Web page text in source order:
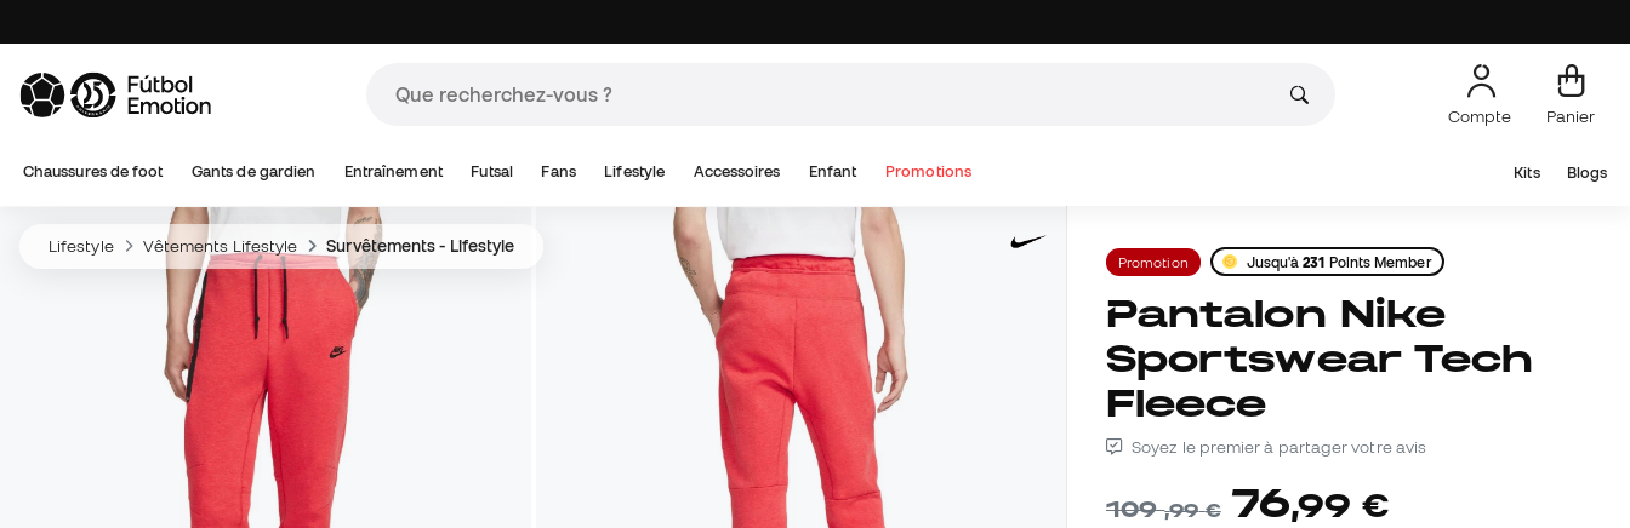
Compte Panier
Chaussures de foot Gants de gardien Entraînement Futsal Fans Lifestyle Accessoires Enfant Promotions Kits Blogs
Lifestyle Vêtements Lifestyle Survêtements - Lifestyle
Promotion Jusqu'à231 Points Member
Pantalon Nike
Sportswear Tech
Fleece
Soyez le premier à partager votre avis
109,99 € 76,99 €